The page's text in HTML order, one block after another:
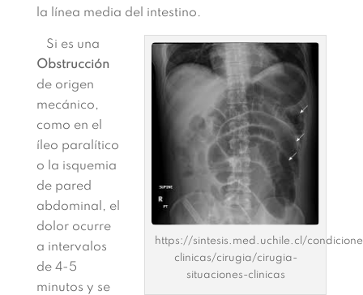
la línea media del intestino.
https://sintesis.med.uchile.cl/
clinicas/cirugia/cirugia-
situaciones-clinicas
Si es una
Obstrucción
de origen
mecánico,
como en el
íleo paralítico
o la isquemia
de pared
abdominal, el
dolor ocurre
a intervalos
de 4-5
minutos y se